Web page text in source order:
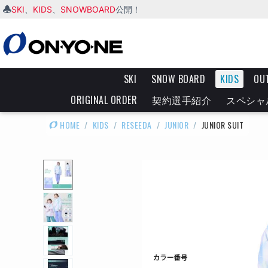
SKI KIDS SNOWBOARD公開！
SKI SNOW BOARD KIDS
ORIGINAL ORDER
契約選手紹介 スペシ
HOME / KIDS / RESEEDA / JUNIOR / JUNIOR SUIT